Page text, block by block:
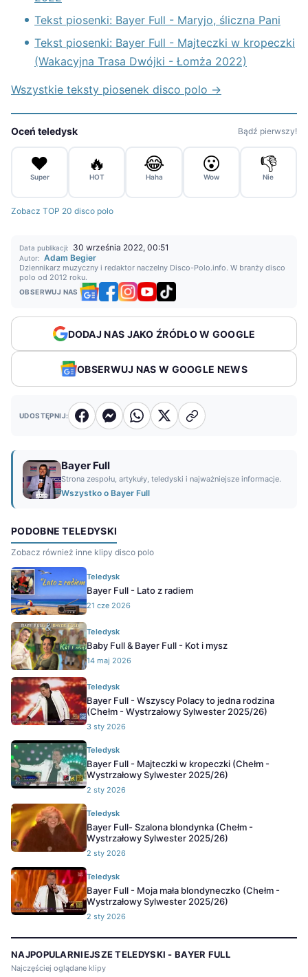
Tekst piosenki: Bayer Full - Maryjo, śliczna Pani
Tekst piosenki: Bayer Full - Majteczki w kropeczki
(Wakacyjna Trasa Dwójki - Łomża 2022)
Wszystkie teksty piosenek disco polo →
Oceń teledysk Bądź pierwszy!
❤️
Super
🔥
HOT
😂
Haha
😮
Wow
👎
Nie
Zobacz TOP 20 disco polo
Data publikacji: 30 września 2022, 00:51
Autor: Adam Begier
Dziennikarz muzyczny i redaktor naczelny Disco-Polo.info. W branży disco
polo od 2012 roku.
OBSERWUJ NAS
DODAJ NAS JAKO ŹRÓDŁO W GOOGLE
OBSERWUJ NAS W GOOGLE NEWS
UDOSTĘPNIJ:
Bayer Full
Strona zespołu, artykuły, teledyski i najważniejsze informacje.
Wszystko o Bayer Full
PODOBNE TELEDYSKI
Zobacz również inne klipy disco polo
Teledysk
Bayer Full - Lato z radiem
21 cze 2026
Teledysk
Baby Full & Bayer Full - Kot i mysz
14 maj 2026
Teledysk
Bayer Full - Wszyscy Polacy to jedna rodzina
(Chełm - Wystrzałowy Sylwester 2025/26)
3 sty 2026
Teledysk
Bayer Full - Majteczki w kropeczki (Chełm -
Wystrzałowy Sylwester 2025/26)
2 sty 2026
Teledysk
Bayer Full- Szalona blondynka (Chełm -
Wystrzałowy Sylwester 2025/26)
2 sty 2026
Teledysk
Bayer Full - Moja mała blondyneczko (Chełm -
Wystrzałowy Sylwester 2025/26)
2 sty 2026
NAJPOPULARNIEJSZE TELEDYSKI - BAYER FULL
Najczęściej oglądane klipy